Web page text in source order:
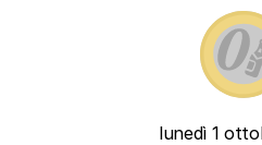
lunedì 1